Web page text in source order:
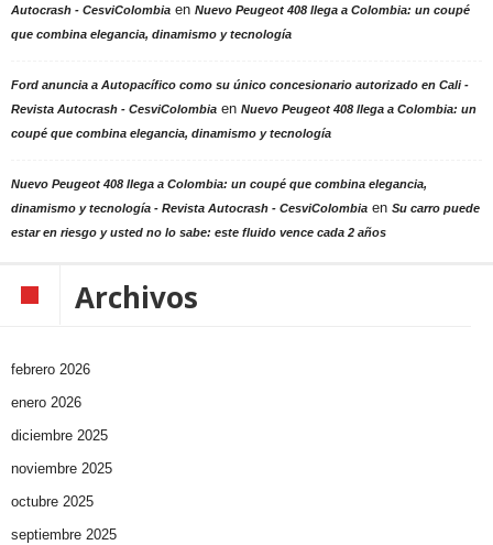
Autocrash - CesviColombia en Nuevo Peugeot 408 llega a Colombia: un coupé
que combina elegancia, dinamismo y tecnología
Ford anuncia a Autopacífico como su único concesionario autorizado en Cali -
Revista Autocrash - CesviColombia en Nuevo Peugeot 408 llega a Colombia: un
coupé que combina elegancia, dinamismo y tecnología
Nuevo Peugeot 408 llega a Colombia: un coupé que combina elegancia,
dinamismo y tecnología - Revista Autocrash - CesviColombia en Su carro puede
estar en riesgo y usted no lo sabe: este fluido vence cada 2 años
Archivos
febrero 2026
enero 2026
diciembre 2025
noviembre 2025
octubre 2025
septiembre 2025